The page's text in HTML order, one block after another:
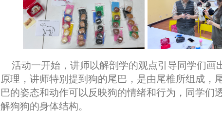
活动一开始，讲师以解剖学的观点引导同学们
原理，讲师特别提到狗的尾巴，是由尾椎所组成，
巴的姿态和动作可以反映狗的情绪和行为，同学们
解狗狗的身体结构。